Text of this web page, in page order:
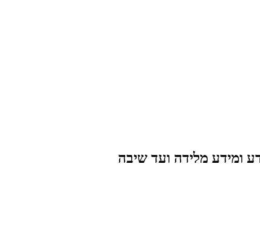
ומידע מלידה ועד שיבה